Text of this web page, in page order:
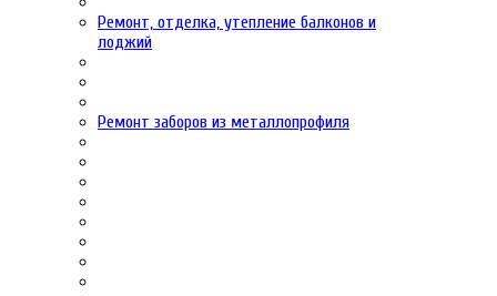
Ремонт, отделка, утепление балконов и
лоджий
Ремонт заборов из металлопрофиля